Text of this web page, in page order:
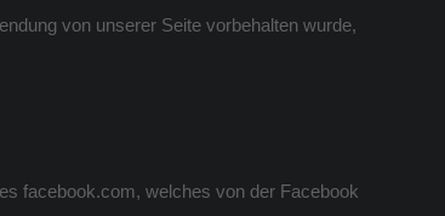
von unserer Seite vorbehalten wurde,
facebook.com, welches von der Facebook